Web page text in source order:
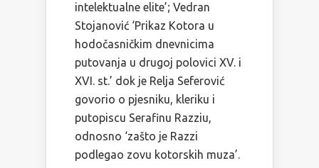
intelektualne elite’; Vedran
Stojanović ‘Prikaz Kotora u
hodočasničkim dnevnicima
putovanja u drugoj polovici XV. i
XVI. st.’ dok je Relja Seferović
govorio o pjesniku, kleriku i
putopiscu Serafinu Razziu,
odnosno ‘zašto je Razzi
podlegao zovu kotorskih muza’.